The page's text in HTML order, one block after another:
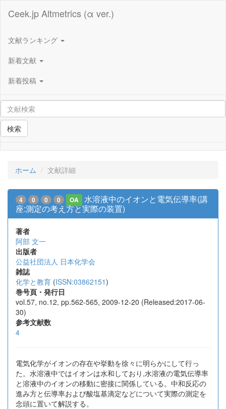
Ceek.jp Altmetrics (α ver.)
文献ランキング
新着文献
新着投稿
検索
ホーム 文献詳細
4 0 0 0 OA
水溶液中のイオンと電気伝導率(講
座:測定の考え方と実際の装置)
著者
阿部 文一
出版者
公益社団法人 日本化学会
雑誌
化学と教育 (ISSN:03862151)
巻号頁・発行日
vol.57, no.12, pp.562-565, 2009-12-20 (Released:2017-06-
30)
参考文献数
4
電気化学がイオンの存在や挙動を徐々に明らかにして行っ
た。水溶液中ではイオンは水和しており,水溶液の電気伝導率
と溶液中のイオンの移動に密接に関係している。中和反応の
進み方と伝導率および酸塩基滴定などについて実際の測定を
念頭に置いて解説する。